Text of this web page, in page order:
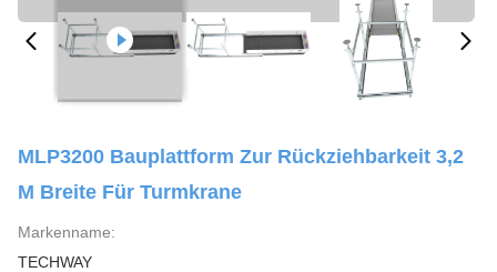
MLP3200 Bauplattform Zur Rückziehbarkeit 3,2
M Breite Für Turmkrane
Markenname:
TECHWAY